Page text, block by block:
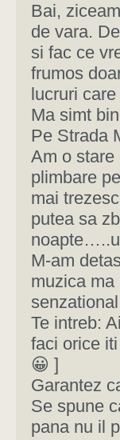
Bai,
de vara.
si fac ce
frumos
lucruri
Ma simt
Pe Strada
Am o
plimbare
mai
putea sa
M-am
muzica
Te intreb:
faci orice
😀 ]
Garantez
Se spune
pana nu il